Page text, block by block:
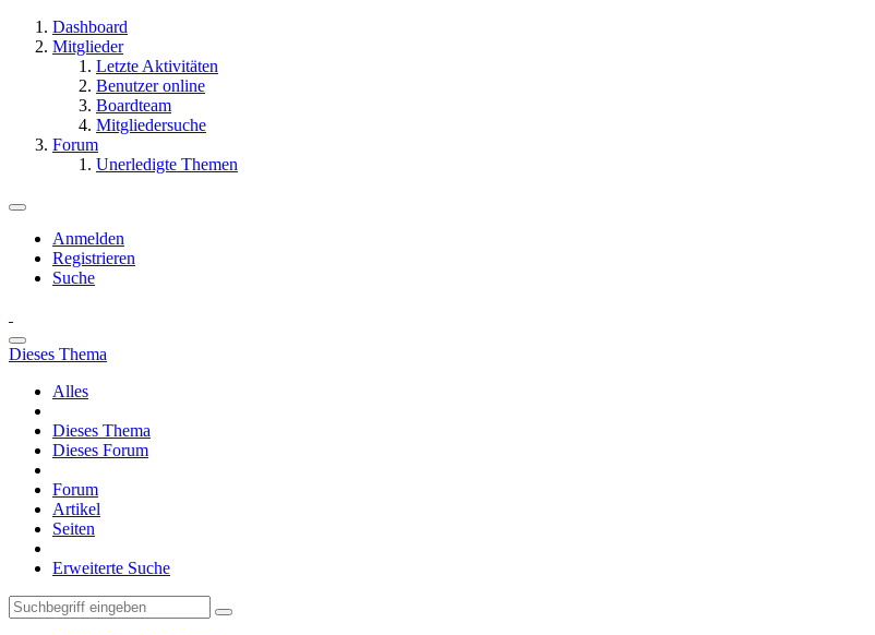
Dashboard
Mitglieder
Letzte Aktivitäten
Benutzer online
Boardteam
Mitgliedersuche
Forum
Unerledigte Themen
Anmelden
Registrieren
Suche
Dieses Thema
Alles
Dieses Thema
Dieses Forum
Forum
Artikel
Seiten
Erweiterte Suche